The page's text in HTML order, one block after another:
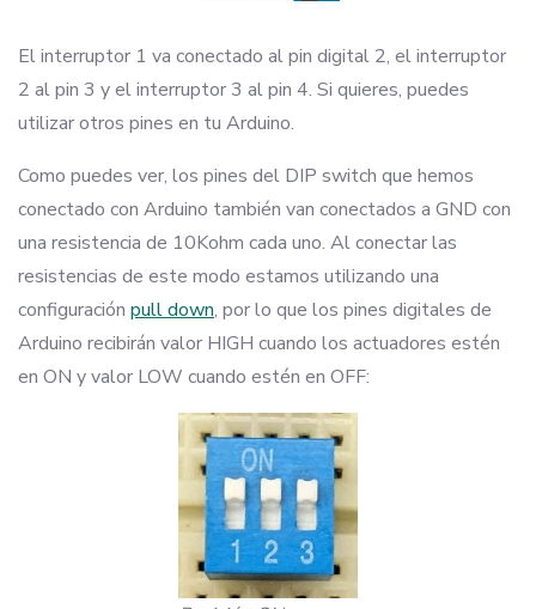
El interruptor 1 va conectado al pin digital 2, el interruptor
2 al pin 3 y el interruptor 3 al pin 4. Si quieres, puedes
utilizar otros pines en tu Arduino.
Como puedes ver, los pines del DIP switch que hemos
conectado con Arduino también van conectados a GND con
una resistencia de 10Kohm cada uno. Al conectar las
resistencias de este modo estamos utilizando una
configuración pull down, por lo que los pines digitales de
Arduino recibirán valor HIGH cuando los actuadores estén
en ON y valor LOW cuando estén en OFF: